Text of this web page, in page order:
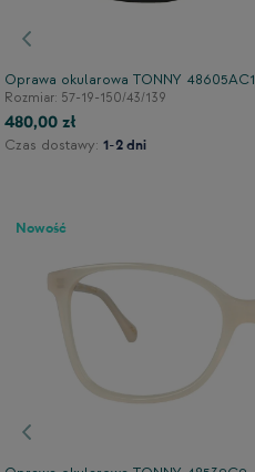
Poprzedni
Oprawa okularowa TONNY 48605AC1
Rozmiar: 57-19-150/43/139
480,00 zł
Czas dostawy: 1-2 dni
Poprzedni
Nowość